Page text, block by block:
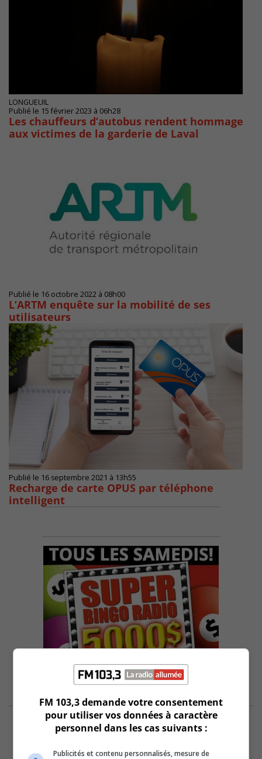
LONGUEUIL
Publié le 15 février 2023 à 06h28
Les chauffeurs d’autobus rendent hommage
aux victimes de la garderie de Laval
Publié le 16 octobre 2022 à 08h00
L’ARTM enquête sur la mobilité de ses
utilisateurs
Publié le 16 septembre 2021 à 13h55
Recharge de carte OPUS par téléphone
intelligent
FM 103,3 demande votre consentement
pour utiliser vos données à caractère
personnel dans les cas suivants :
Publicités et contenu personnalisés, mesure de